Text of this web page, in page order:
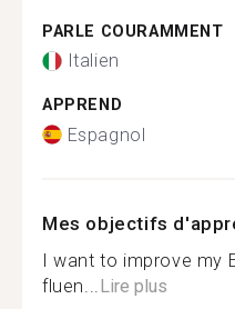
PARLE COURAMMENT
Italien
APPREND
Espagnol
Mes objectifs
I want to improve my
fluen... Lire plus